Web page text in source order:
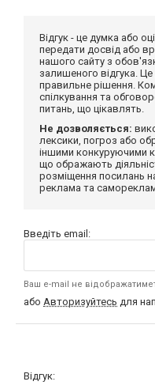
Відгук - це думка або
передати досвід або
нашого сайту з
залишеного відгука.
правильне рішення.
спілкування та
питань, що цікавлять.
Не дозволяється:
лексики, погроз або
іншими конкуруючими
що ображають
розміщення посилань
реклама та
Введіть email:
Ваш e-mail не
або Авторизуйтесь для
Відгук: